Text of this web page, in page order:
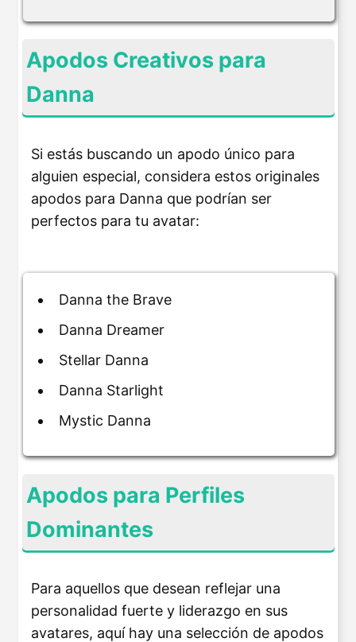
Apodos Creativos para
Danna
Si estás buscando un apodo único para
alguien especial, considera estos originales
apodos para Danna que podrían ser
perfectos para tu avatar:
Danna the Brave
Danna Dreamer
Stellar Danna
Danna Starlight
Mystic Danna
Apodos para Perfiles
Dominantes
Para aquellos que desean reflejar una
personalidad fuerte y liderazgo en sus
avatares, aquí hay una selección de apodos